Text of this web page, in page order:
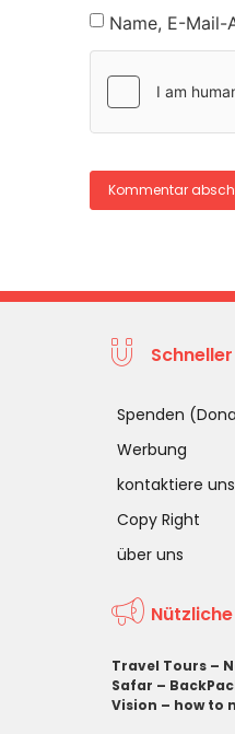
Name, E-Mail-
Spenden
Werbung
kontaktiere uns
Copy Right
über uns
Travel Tours –
Safar –
Vision – how to